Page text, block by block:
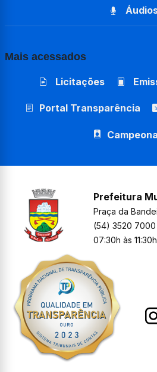
Mais acessados
Licitações
Portal Transparência
Prefeitura
Praça da
(54) 3520 7000
07:30h às